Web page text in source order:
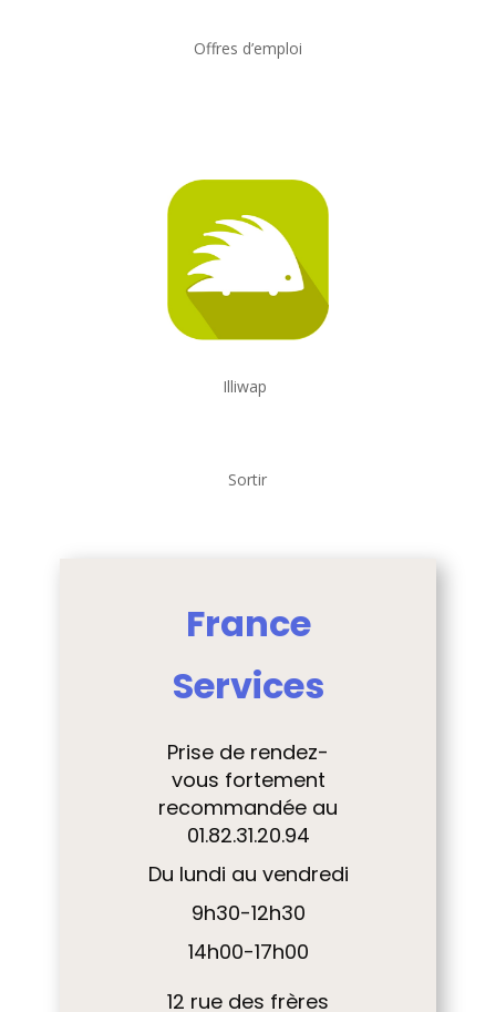
Offres d’emploi
Illiwap
Sortir
France
Services
Prise de rendez-
vous fortement
recommandée au
01.82.31.20.94
Du lundi au vendredi
9h30-12h30
14h00-17h00
12 rue des frères